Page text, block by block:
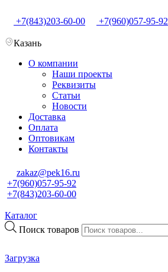
+7(843)203-60-00 +7(960)057-95-92
Казань
О компании
Наши проекты
Реквизиты
Статьи
Новости
Доставка
Оплата
Оптовикам
Контакты
zakaz@pek16.ru
+7(960)057-95-92
+7(843)203-60-00
Каталог
Поиск товаров
Загрузка